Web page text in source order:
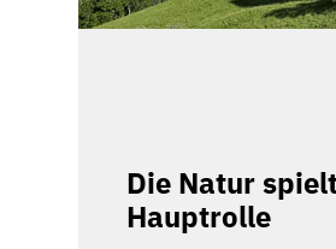
Die Natur
Hauptrolle